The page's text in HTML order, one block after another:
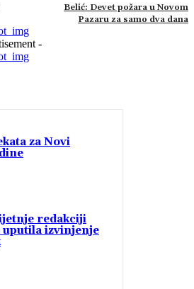
Belić: Devet požara u Novom
Pazaru za samo dva dana
-
za Novi
redakciji
izvinjenje